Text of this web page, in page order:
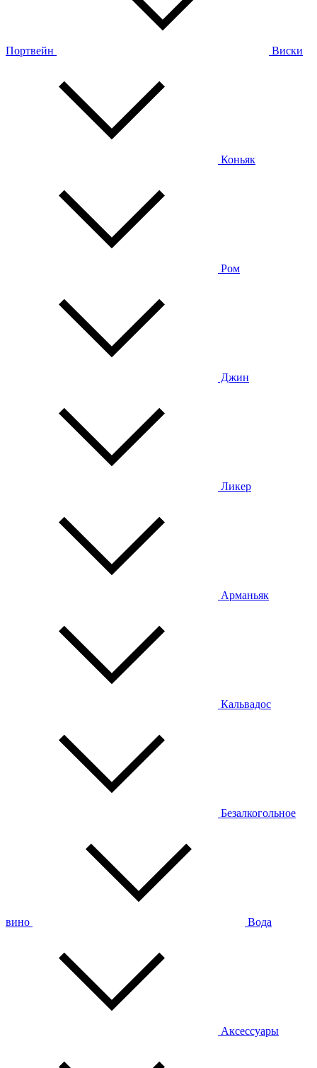
Портвейн Виски
Коньяк
Ром
Джин
Ликер
Арманьяк
Кальвадос
Безалкогольное
вино Вода
Аксессуары